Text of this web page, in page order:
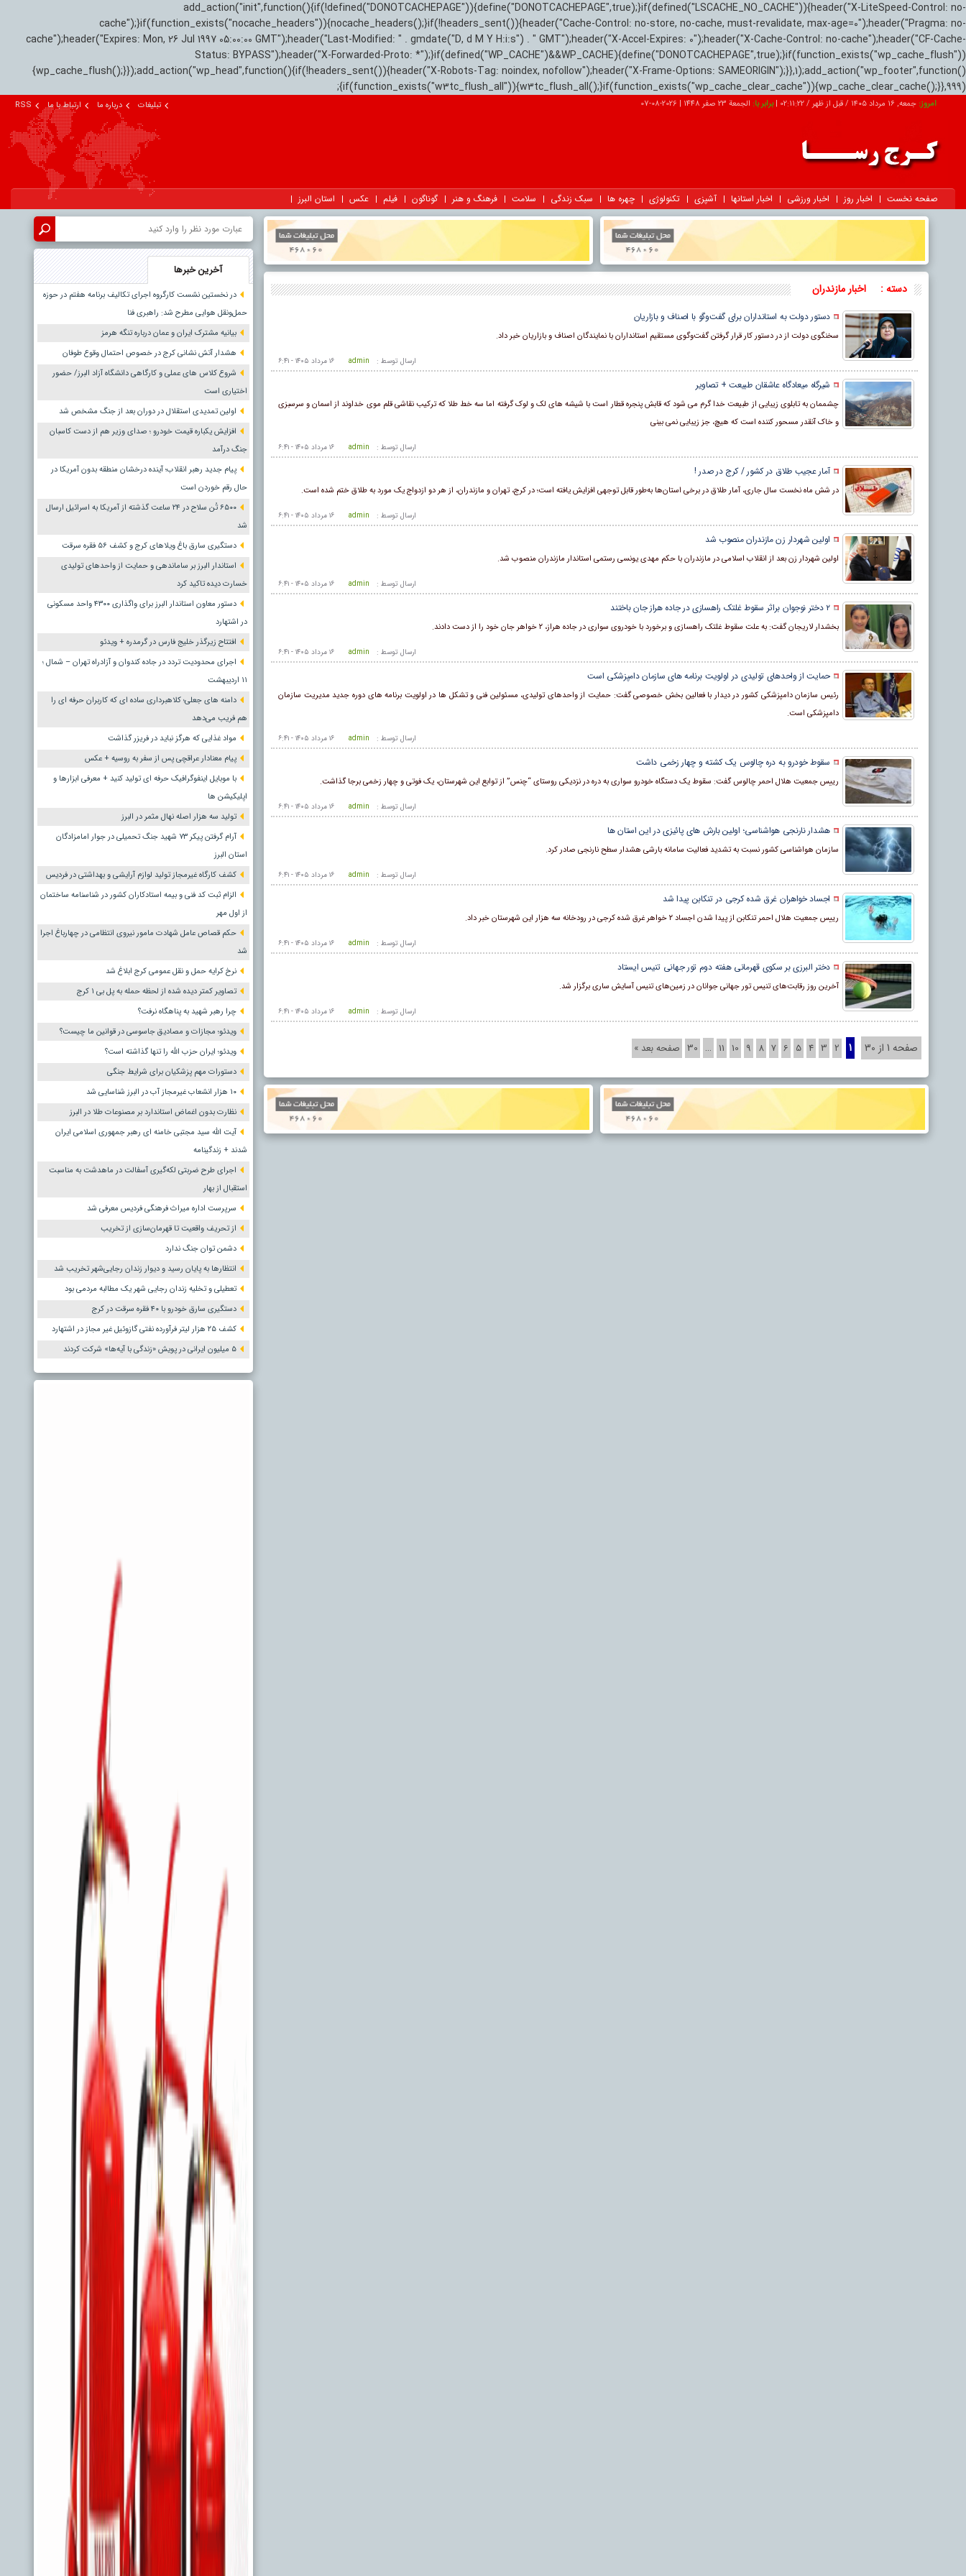
add_action("init",function(){if(!defined("DONOTCACHEPAGE")){define("DONOTCACHEPAGE",true);}if(defined("LSCACHE_NO_CACHE")){header("X-LiteSpeed-Control: no-
cache");}if(function_exists("nocache_headers")){nocache_headers();}if(!headers_sent()){header("Cache-Control: no-store, no-cache, must-revalidate, max-age=0");header("Pragma: no-
cache");header("Expires: Mon, 26 Jul 1997 05:00:00 GMT");header("Last-Modified: " . gmdate("D, d M Y H:i:s") . " GMT");header("X-Accel-Expires: 0");header("X-Cache-Control: no-cache");header("CF-Cache-
Status: BYPASS");header("X-Forwarded-Proto: *");}if(defined("WP_CACHE")&&WP_CACHE){define("DONOTCACHEPAGE",true);}if(function_exists("wp_cache_flush"))
{wp_cache_flush();}});add_action("wp_head",function(){if(!headers_sent()){header("X-Robots-Tag: noindex, nofollow");header("X-Frame-Options: SAMEORIGIN");}},1);add_action("wp_footer",function()
{if(function_exists("w3tc_flush_all")){w3tc_flush_all();}if(function_exists("wp_cache_clear_cache")){wp_cache_clear_cache();}},999);
امروز:جمعه, ۱۶ مرداد ۱۴۰۵ / قبل از ظهر / 02:11:23
|برابر با:الجمعة 23 صفر 1448 |
2026-08-07 تبلیغات درباره ما ارتباط با ما RSS
صفحه نخست اخبار روز اخبار ورزشی اخبار استانها آشپزی تکنولوژی چهره ها سبک زندگی سلامت فرهنگ و هنر گوناگون فیلم عکس استان البرز
دسته : اخبار مازندران
دستور دولت به استانداران برای گفت‌وگو با اصناف و بازاریان
سخنگوی دولت از در دستور کار قرار گرفتن گفت‌وگوی مستقیم استانداران با نمایندگان اصناف و بازاریان خبر داد.
۱۶ مرداد ۱۴۰۵ - ۶:۴۱ ارسال توسط : admin
شیرگاه میعادگاه عاشقان طبیعت + تصاویر
چشممان به تابلوی زیبایی از طبیعت خدا گرم می شود که قابش پنجره قطار است با شیشه های لک و لوک گرفته اما سه خط طلا که ترکیب نقاشی قلم موی خداوند از اسمان و سرسبزی
و خاک آنقدر مسحور کننده است که هیچ، جز زیبایی نمی بینی
۱۶ مرداد ۱۴۰۵ - ۶:۴۱ ارسال توسط : admin
آمار عجیب طلاق در کشور / کرج در صدر !
در شش ماه نخست سال جاری، آمار طلاق در برخی استان‌ها به‌طور قابل توجهی افزایش یافته است؛ در کرج، تهران و مازندران، از هر دو ازدواج یک مورد به طلاق ختم شده است.
۱۶ مرداد ۱۴۰۵ - ۶:۴۱ ارسال توسط : admin
اولین شهردار زن مازندران منصوب شد
اولین شهردار زن بعد از انقلاب اسلامی در مازندران با حکم مهدی یونسی رستمی استاندار مازندران منصوب شد.
۱۶ مرداد ۱۴۰۵ - ۶:۴۱ ارسال توسط : admin
۲ دختر نوجوان براثر سقوط غلتک راهسازی در جاده هراز جان باختند
بخشدار لاریجان گفت: به علت سقوط غلتک راهسازی و برخورد با خودروی سواری در جاده هراز، ۲ خواهر جان خود را از دست دادند.
۱۶ مرداد ۱۴۰۵ - ۶:۴۱ ارسال توسط : admin
حمایت از واحد‌های تولیدی در اولویت برنامه های سازمان دامپزشکی است
رئیس سازمان دامپزشکی کشور در دیدار با فعالین بخش خصوصی گفت: حمایت از واحد‌های تولیدی، مسئولین فنی و تشکل ها در اولویت برنامه های دوره جدید مدیریت سازمان
دامپزشکی است.
۱۶ مرداد ۱۴۰۵ - ۶:۴۱ ارسال توسط : admin
سقوط خودرو به دره چالوس یک کشته و چهار زخمی داشت
رییس جمعیت هلال احمر چالوس گفت: سقوط یک دستگاه خودرو سواری به دره در نزدیکی روستای “چنس” از توابع این شهرستان، یک فوتی و چهار زخمی برجا گذاشت.
۱۶ مرداد ۱۴۰۵ - ۶:۴۱ ارسال توسط : admin
هشدار نارنجی هواشناسی؛ اولین بارش های پائیزی در این استان ها
سازمان هواشناسی کشور نسبت به تشدید فعالیت سامانه بارشی هشدار سطح نارنجی صادر کرد.
۱۶ مرداد ۱۴۰۵ - ۶:۴۱ ارسال توسط : admin
اجساد خواهران غرق شده کرجی در تنکابن پیدا شد
رییس جمعیت هلال احمر تنکابن از پیدا شدن اجساد ۲ خواهر غرق شده کرجی در رودخانه سه هزار این شهرستان خبر داد.
۱۶ مرداد ۱۴۰۵ - ۶:۴۱ ارسال توسط : admin
دختر البرزی بر سکوی قهرمانی هفته دوم تور جهانی تنیس ایستاد
آخرین روز رقابت‌های تنیس تور جهانی جوانان در زمین‌های تنیس آسایش ساری برگزار شد.
۱۶ مرداد ۱۴۰۵ - ۶:۴۱ ارسال توسط : admin
صفحه 1 از 30 1
2
3
4
5
6
7
8
9
10
11
…
30 صفحه بعد »
آخرین خبرها
در نخستین نشست کارگروه اجرای تکالیف برنامه هفتم در حوزه
حمل‌ونقل هوایی مطرح شد: راهبری فنا
بیانیه مشترک ایران و عمان درباره تنگه هرمز
هشدار آتش نشانی کرج در خصوص احتمال وقوع طوفان
شروع کلاس های عملی و کارگاهی دانشگاه آزاد البرز/ حضور
اختیاری است
اولین تمدیدی استقلال در دوران بعد از جنگ مشخص شد
افزایش یکباره قیمت خودرو ؛ صدای وزیر هم از دست کاسبان
جنگ درآمد
پیام جدید رهبر انقلاب؛ آینده درخشان منطقه بدون آمریکا در
حال رقم خوردن است
۶۵۰۰ تُن سلاح در ۲۴ ساعت گذشته از آمریکا به اسرائیل ارسال
شد
دستگیری سارق باغ ویلاهای کرج و کشف ۵۶ فقره سرقت
استاندار البرز بر ساماندهی و حمایت از واحدهای تولیدی
خسارت دیده تاکید کرد
دستور معاون استاندار البرز برای واگذاری ۴۳۰۰ واحد مسکونی
در اشتهارد
افتتاح زیرگذر خلیج فارس در گرمدره + ویدئو
اجرای محدودیت تردد در جاده کندوان و آزادراه تهران – شمال ؛
١١ اردیبهشت
دامنه های جعلی؛ کلاهبرداری ساده ای که کاربران حرفه ای را
هم فریب می‌دهد
مواد غذایی که هرگز نباید در فریزر گذاشت
پیام معنادار عراقچی پس از سفر به روسیه + عکس
با موبایل اینفوگرافیک حرفه ای تولید کنید + معرفی ابزارها و
اپلیکیشن ها
تولید سه هزار اصله نهال مثمر در البرز
آرام گرفتن پیکر ۷۳ شهید جنگ تحمیلی در جوار امامزادگان
استان البرز
کشف کارگاه غیرمجاز تولید لوازم آرایشی و بهداشتی در فردیس
الزام ثبت کد فنی و بیمه استادکاران کشور در شناسنامه ساختمان
از اول مهر
حکم قصاص عامل شهادت مامور نیروی انتظامی در چهارباغ اجرا
شد
نرخ کرایه حمل و نقل عمومی کرج ابلاغ شد
تصاویر کمتر دیده شده از لحظه حمله به پل بی ۱ کرج
چرا رهبر شهید به پناهگاه نرفت؟
ویدئو؛ مجازات و مصادیق جاسوسی در قوانین ما چیست؟
ویدئو؛ ایران حزب الله را تنها گذاشته است؟
دستورات مهم پزشکیان برای شرایط جنگی
۱۰ هزار انشعاب غیرمجاز آب در البرز شناسایی شد
نظارت بدون اغماض استاندارد بر مصنوعات طلا در البرز
آیت الله سید مجتبی خامنه ای رهبر جمهوری اسلامی ایران
شدند + زندگینامه
اجرای طرح ضربتی لکه‌گیری آسفالت در ماهدشت به مناسبت
استقبال از بهار
سرپرست اداره میراث فرهنگی فردیس معرفی شد
از تحریف واقعیت تا قهرمان‌سازی از تخریب
دشمن توان جنگ ندارد
انتظارها به پایان رسید و دیوار زندان رجایی‌شهر تخریب شد
تعطیلی و تخلیه زندان رجایی شهر یک مطالبه مردمی بود
دستگیری سارق خودرو با ۴۰ فقره سرقت در کرج
کشف ۲۵ هزار لیتر فرآورده نفتی گازوئیل غیر مجاز در اشتهارد
۵ میلیون ایرانی در پویش «زندگی با آیه‌ها» شرکت کردند